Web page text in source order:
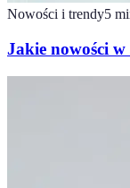
Nowości i trendy5
Jakie nowości